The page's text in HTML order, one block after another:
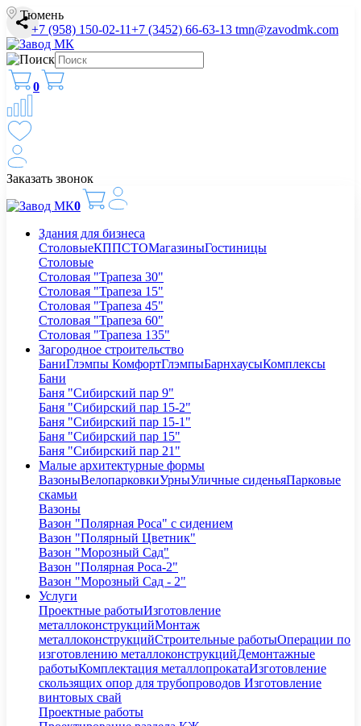
Тюмень
+7 (958) 150-02-11+7 (3452) 66-63-13 tmn@zavodmk.com
0
Заказать звонок
0
Здания для бизнеса
СтоловыеКППСТОМагазиныГостиницы
Столовые
Столовая "Трапеза 30"
Столовая "Трапеза 15"
Столовая "Трапеза 45"
Столовая "Трапеза 60"
Столовая "Трапеза 135"
Загородное строительство
БаниГлэмпы КомфортГлэмпыБарнхаусыКомплексы
Бани
Баня "Сибирский пар 9"
Баня "Сибирский пар 15-2"
Баня "Сибирский пар 15-1"
Баня "Сибирский пар 15"
Баня "Сибирский пар 21"
Малые архитектурные формы
ВазоныВелопарковкиУрныУличные сиденьяПарковые
скамьи
Вазоны
Вазон "Полярная Роса" с сидением
Вазон "Полярный Цветник"
Вазон "Морозный Сад"
Вазон "Полярная Роса-2"
Вазон "Морозный Сад - 2"
Услуги
Проектные работыИзготовление
металлоконструкцийМонтаж
металлоконструкцийСтроительные работыОперации по
изготовлению металлоконструкцийДемонтажные
работыКомплектация металлопрокатаИзготовление
скользящих опор для трубопроводов Изготовление
винтовых свай
Проектные работы